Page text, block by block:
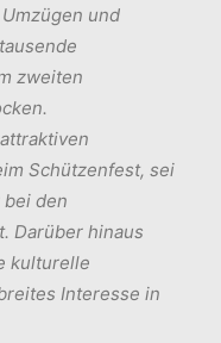
und
zweiten
Schützenfest, sei
den
Darüber hinaus
kulturelle
Interesse in